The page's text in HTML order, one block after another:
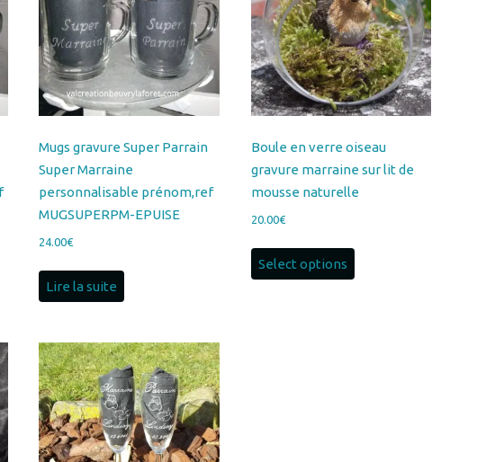
Mugs gravure Super Parrain
Super Marraine
24.00 €
Boule en verre oiseau
gravure marraine sur lit de
mousse naturelle
20.00€